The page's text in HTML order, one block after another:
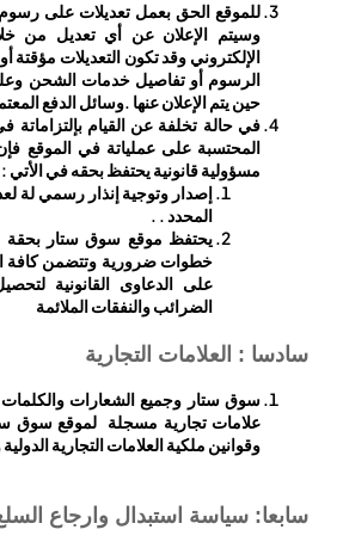
للموقع الحق بعمل تعديلات على رسوم
وسيتم الإعلان عن أي تعديل من
الإلكتروني وقد تكون التعديلات
الرسوم أو تفاصيل خدمات الشحن وعلية
حين يتم الإعلان عنها .وسائل الدفع
في حالة تخلفة عن القيام بإلتزاماتة
المحتسبة على عملياتة في الموقع
مسؤولية قانونية يحتفظ بحقه في الأتي :
إصدار وتوجية إنذار رسمي لة
المحدد . .
يحتفظ موقع سوق ستار بحقة
خطوات ضرورية وتتضمن كافة
على الدعاوى القانونية
الضرائب والنفقات الملائمة
سادسا : العلامات التجارية
سوق ستار وجميع الشعارات
علامات تجارية مسجلة لموقع سوق
وقوانين ملكية العلامات التجارية
سابعا: سياسة استبدال وارجاع